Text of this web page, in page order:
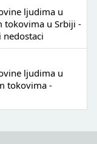
ljudima u
tokovima u Srbiji -
nedostaci
ljudima u
tokovima -